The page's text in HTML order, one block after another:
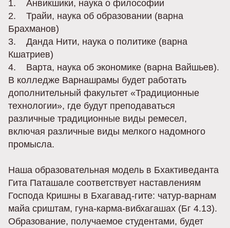
1. Анвикшики, наука о философии
2. Трайи, наука об образовании (варна
Брахманов)
3. Данда Нити, наука о политике (варна
Кшатриев)
4. Варта, наука об экономике (варна Вайшьев).
В колледже Варнашрамы будет работать
дополнительный факультет «Традиционные
технологии», где будут преподаваться
различные традиционные виды ремесел,
включая различные виды мелкого надомного
промысла.
Наша образовательная модель в Бхактиведанта
Гита Паташале соответствует наставлениям
Господа Кришны в Бхагавад-гите: чатур-варнам
майа сриштам, гуна-карма-вибхагашах (Бг 4.13).
Образование, получаемое студентами, будет